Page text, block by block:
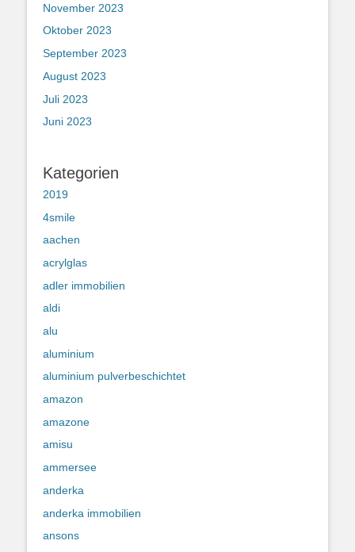
November 2023
Oktober 2023
September 2023
August 2023
Juli 2023
Juni 2023
Kategorien
2019
4smile
aachen
acrylglas
adler immobilien
aldi
alu
aluminium
aluminium pulverbeschichtet
amazon
amazone
amisu
ammersee
anderka
anderka immobilien
ansons